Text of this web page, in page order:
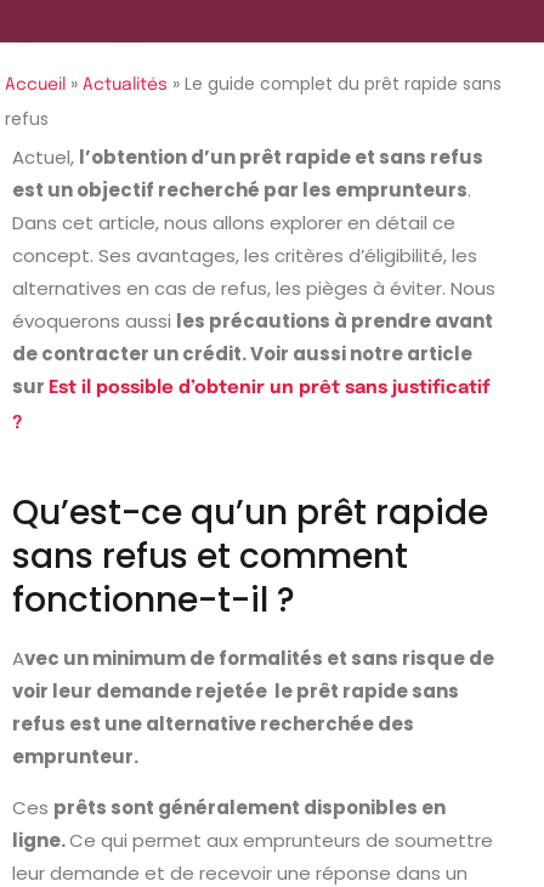
Accueil » Actualités » Le guide complet du prêt rapide sans
refus
Actuel, l’obtention d’un prêt rapide et sans refus
est un objectif recherché par les emprunteurs.
Dans cet article, nous allons explorer en détail ce
concept. Ses avantages, les critères d’éligibilité, les
alternatives en cas de refus, les pièges à éviter. Nous
évoquerons aussi les précautions à prendre avant
de contracter un crédit. Voir aussi notre article
sur Est il possible d’obtenir un prêt sans justificatif
?
Qu’est-ce qu’un prêt rapide
sans refus et comment
fonctionne-t-il ?
Avec un minimum de formalités et sans risque de
voir leur demande rejetée le prêt rapide sans
refus est une alternative recherchée des
emprunteur.
Ces prêts sont généralement disponibles en
ligne.Ce qui permet aux emprunteurs de soumettre
leur demande et de recevoir une réponse dans un